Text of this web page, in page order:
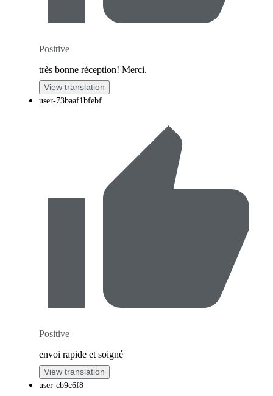
Positive
très bonne réception! Merci.
View translation
user-73baaf1bfebf
Positive
envoi rapide et soigné
View translation
user-cb9c6f8